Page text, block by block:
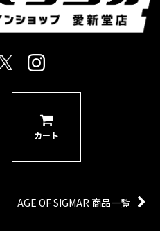
カート
AGE OF SIGMAR 商品一覧